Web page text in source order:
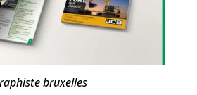
bruxelles